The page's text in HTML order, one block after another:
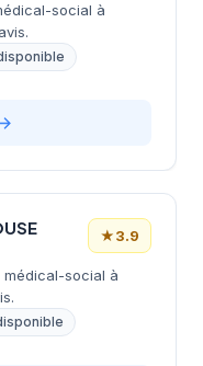
social à
★3.9
médical-social à